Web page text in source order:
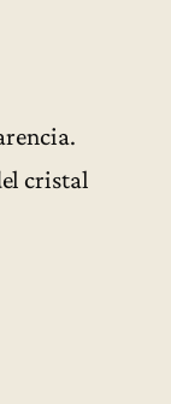
cristal